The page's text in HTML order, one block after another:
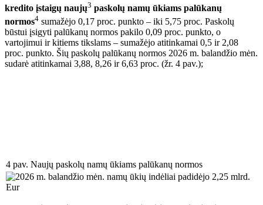
kredito įstaigų naujų3 paskolų namų ūkiams palūkanų
normos4 sumažėjo 0,17 proc. punkto – iki 5,75 proc. Paskolų
būstui įsigyti palūkanų normos pakilo 0,09 proc. punkto, o
vartojimui ir kitiems tikslams – sumažėjo atitinkamai 0,5 ir 2,08
proc. punkto. Šių paskolų palūkanų normos 2026 m. balandžio mėn.
sudarė atitinkamai 3,88, 8,26 ir 6,63 proc. (žr. 4 pav.);
4 pav. Naujų paskolų namų ūkiams palūkanų normos